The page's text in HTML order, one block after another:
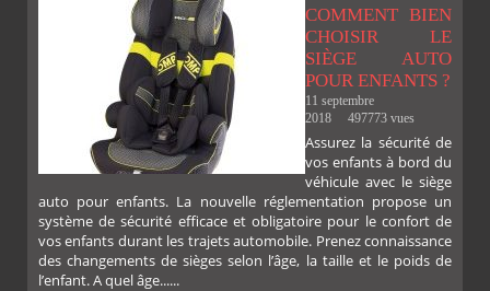
FACEBOOKTWITTERGOOGLEPINTEREST
COMMENT BIEN
CHOISIR LE
SIÈGE AUTO
POUR ENFANTS ?
11 septembre
2018
497773 vues
Assurez la sécurité de
vos enfants à bord du
véhicule avec le siège
auto pour enfants. La nouvelle réglementation propose un
système de sécurité efficace et obligatoire pour le confort de
vos enfants durant les trajets automobile. Prenez connaissance
des changements de sièges selon l’âge, la taille et le poids de
l’enfant. A quel âge......